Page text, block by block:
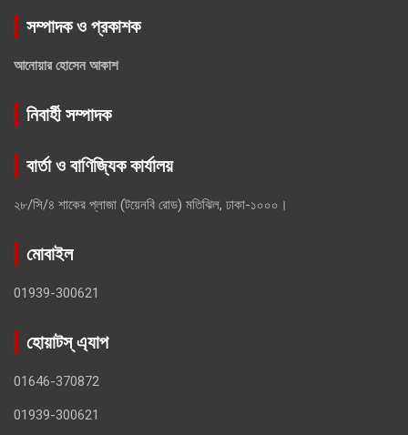
সম্পাদক ও প্রকাশক
আনোয়ার হোসেন আকাশ
নিবার্হী সম্পাদক
বার্তা ও বাণিজ্যিক কার্যালয়
২৮/সি/৪ শাকের প্লাজা (টয়েনবি রোড) মতিঝিল, ঢাকা-১০০০।
মোবাইল
01939-300621
হোয়াটস্ এ্যাপ
01646-370872
01939-300621